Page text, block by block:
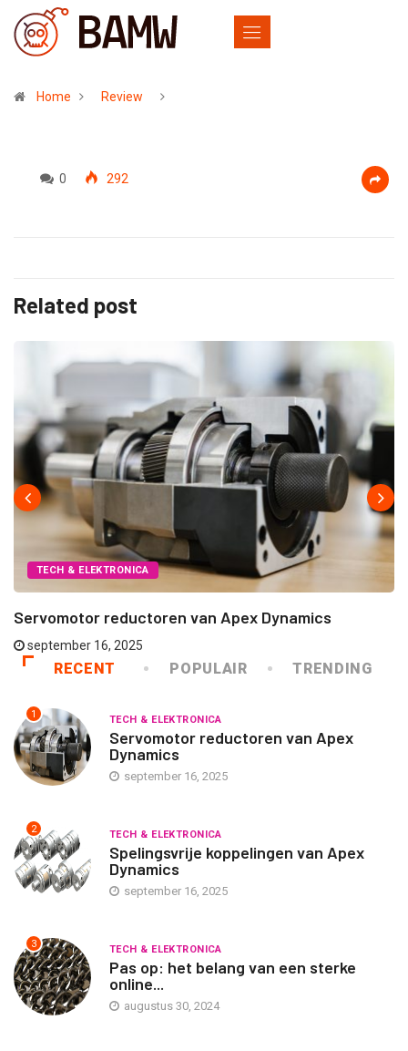
Home Review
0 292
Related post
TECH & ELEKTRONICA
Servomotor reductoren van Apex Dynamics
september 16, 2025
RECENT POPULAIR TRENDING
1 TECH & ELEKTRONICA
Servomotor reductoren van Apex
Dynamics
september 16, 2025
2 TECH & ELEKTRONICA
Spelingsvrije koppelingen van Apex
Dynamics
september 16, 2025
3 TECH & ELEKTRONICA
Pas op: het belang van een sterke
online...
augustus 30, 2024